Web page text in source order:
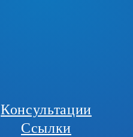
Консультации
Ссылки